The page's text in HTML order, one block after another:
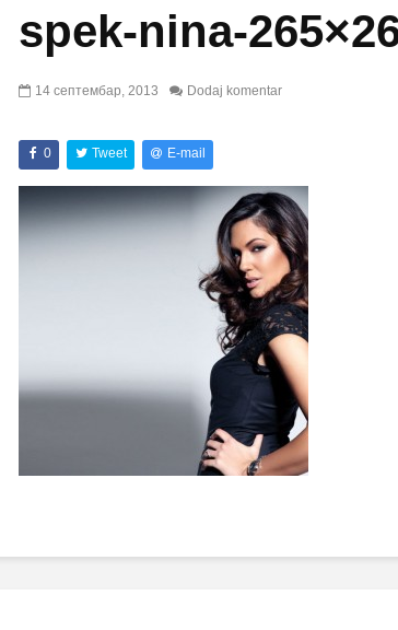
spek-nina-
14 септембар, 2013 Dodaj komentar
0 Tweet E-mail